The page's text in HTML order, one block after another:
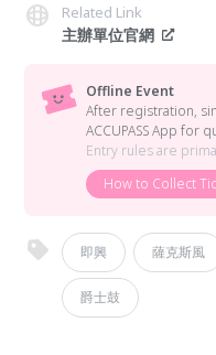
Related Link
主辦單位官網
Offline Event
After registration,
ACCUPASS App for
Entry rules are
How to Collect
即興 薩克斯風
爵士鼓